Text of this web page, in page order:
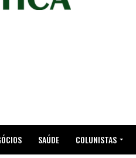
SAÚDE COLUNISTAS